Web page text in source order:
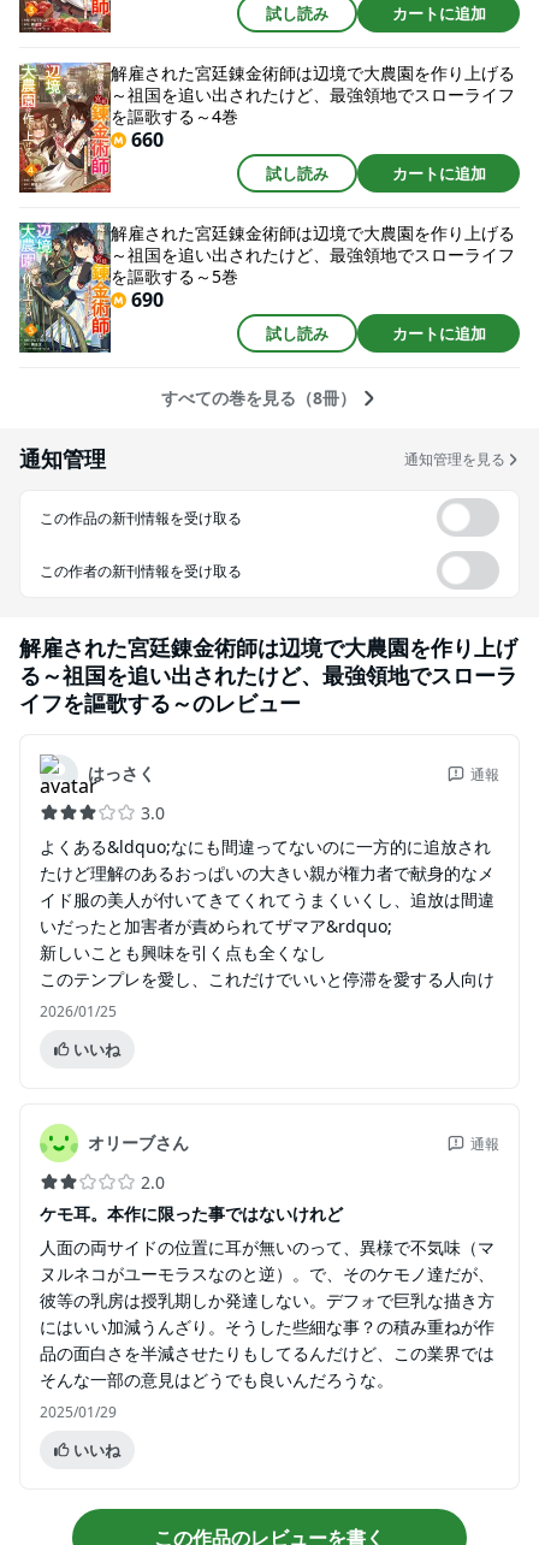
試し読み カートに追加
解雇された宮廷錬金術師は辺境で大農園を作り上げる
～祖国を追い出されたけど、最強領地でスローライフ
を謳歌する～4巻
660
試し読み カートに追加
解雇された宮廷錬金術師は辺境で大農園を作り上げる
～祖国を追い出されたけど、最強領地でスローライフ
を謳歌する～5巻
690
試し読み カートに追加
すべての巻を見る（8冊）
通知管理 通知管理を見る
この作品の新刊情報を受け取る
この作者の新刊情報を受け取る
解雇された宮廷錬金術師は辺境で大農園を作り上げ
る～祖国を追い出されたけど、最強領地でスローラ
イフを謳歌する～のレビュー
はっさく 通報
3.0
よくある&ldquo;なにも間違ってないのに一方的に追放され
たけど理解のあるおっぱいの大きい親が権力者で献身的なメ
イド服の美人が付いてきてくれてうまくいくし、追放は間違
いだったと加害者が責められてザマア&rdquo;
新しいことも興味を引く点も全くなし
このテンプレを愛し、これだけでいいと停滞を愛する人向け
2026/01/25
いいね
オリーブさん 通報
2.0
ケモ耳。本作に限った事ではないけれど
人面の両サイドの位置に耳が無いのって、異様で不気味（マ
ヌルネコがユーモラスなのと逆）。で、そのケモノ達だが、
彼等の乳房は授乳期しか発達しない。デフォで巨乳な描き方
にはいい加減うんざり。そうした些細な事？の積み重ねが作
品の面白さを半減させたりもしてるんだけど、この業界では
そんな一部の意見はどうでも良いんだろうな。
2025/01/29
いいね
この作品のレビューを書く